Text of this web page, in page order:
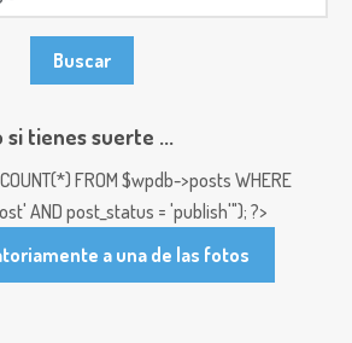
si tienes suerte ...
FROM $wpdb->posts WHERE
AND post_status = 'publish'"); ?>
a una de las fotos